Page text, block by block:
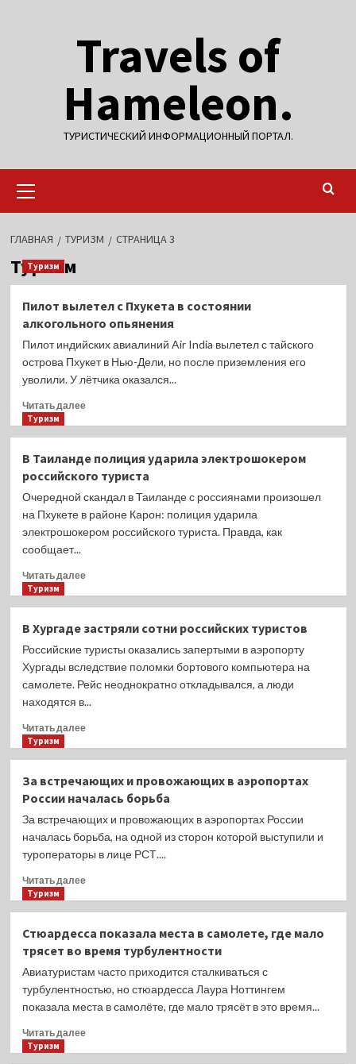
Travels of
Hameleon.
ТУРИСТИЧЕСКИЙ ИНФОРМАЦИОННЫЙ ПОРТАЛ.
меню
ГЛАВНАЯ ТУРИЗМ СТРАНИЦА 3
Туризм
Туризм
Пилот вылетел с Пхукета в состоянии
алкогольного опьянения
Пилот индийских авиалиний Air India вылетел с тайского
острова Пхукет в Нью-Дели, но после приземления его
уволили. У лётчика оказался...
Читать далееПрочитать
вылетел
с
Пхукета
состоянии
алкогольного
Туризм
В Таиланде полиция ударила электрошокером
российского туриста
Очередной скандал в Таиланде с россиянами произошел
на Пхукете в районе Карон: полиция ударила
электрошокером российского туриста. Правда, как
сообщает...
Читать далееПрочитать
Таиланде
полиция
ударила
электрошокером
российского
туриста
Туризм
В Хургаде застряли сотни российских туристов
Российские туристы оказались запертыми в аэропорту
Хургады вследствие поломки бортового компьютера на
самолете. Рейс неоднократно откладывался, а люди
находятся в...
Читать далееПрочитать
Хургаде
застряли
сотни
российских
туристов
Туризм
За встречающих и провожающих в аэропортах
России началась борьба
За встречающих и провожающих в аэропортах России
началась борьба, на одной из сторон которой выступили и
туроператоры в лице РСТ....
Читать далееПрочитать
встречающих
и
провожающих
аэропортах
России
началась
Туризм
Стюардесса показала места в самолете, где мало
трясет во время турбулентности
Авиатуристам часто приходится сталкиваться с
турбулентностью, но стюардесса Лаура Ноттингем
показала места в самолёте, где мало трясёт в это время...
Читать далееПрочитать
Туризм